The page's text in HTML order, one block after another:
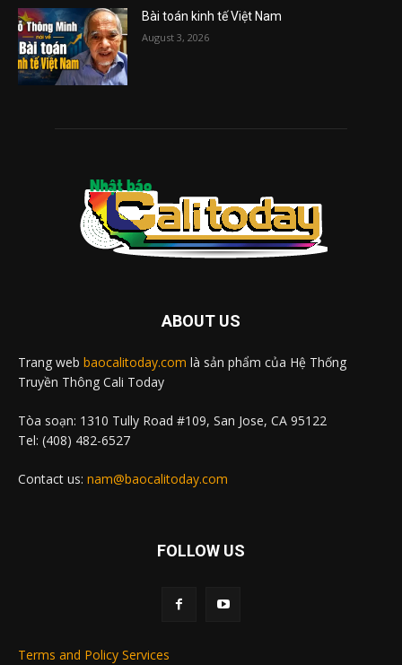
Bài toán kinh tế Việt Nam
August 3, 2026
ABOUT US
Trang web baocalitoday.com là sản phẩm của Hệ Thống
Truyền Thông Cali Today
Tòa soạn: 1310 Tully Road #109, San Jose, CA 95122
Tel: (408) 482-6527
Contact us: nam@baocalitoday.com
FOLLOW US
Terms and Policy Services